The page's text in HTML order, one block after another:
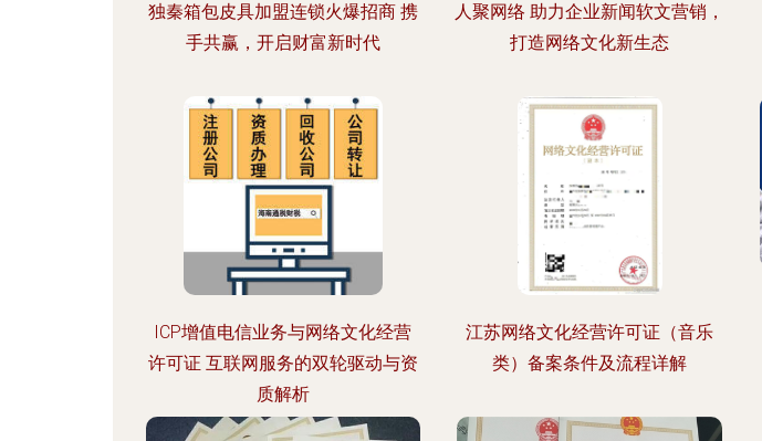
独秦箱包皮具加盟连锁火爆招商 携
手共赢，开启财富新时代
人聚网络 助力企业新闻软文营销，
打造网络文化新生态
ICP增值电信业务与网络文化经营
许可证 互联网服务的双轮驱动与资
质解析
江苏网络文化经营许可证（音乐
类）备案条件及流程详解